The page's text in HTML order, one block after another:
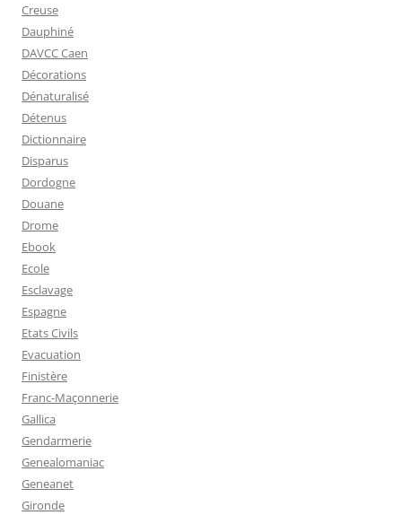
Creuse
Dauphiné
DAVCC Caen
Décorations
Dénaturalisé
Détenus
Dictionnaire
Disparus
Dordogne
Douane
Drome
Ebook
Ecole
Esclavage
Espagne
Etats Civils
Evacuation
Finistère
Franc-Maçonnerie
Gallica
Gendarmerie
Genealomaniac
Geneanet
Gironde